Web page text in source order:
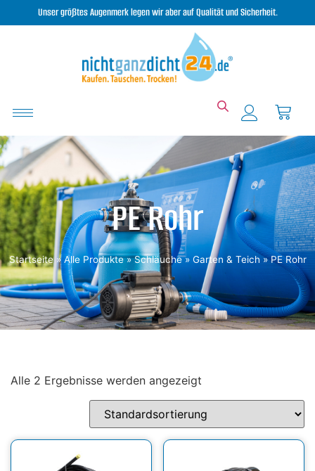
Unser größtes Augenmerk legen wir aber auf Qualität und Sicherheit.
PE Rohr
Startseite»Alle Produkte»Schläuche» Garten & Teich »PE Rohr
Alle 2 Ergebnisse werden angezeigt